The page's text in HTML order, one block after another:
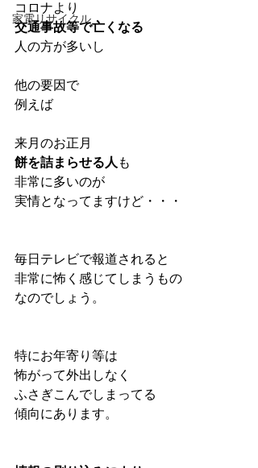
家電リサイクル
コロナより
交通事故等で亡くなる
人の方が多いし
他の要因で
例えば
来月のお正月
餅を詰まらせる人 も
非常に多いのが
実情となってますけど・・・
毎日テレビで報道されると
非常に怖く感じてしまうもの
なのでしょう。
特にお年寄り等は
怖がって外出しなく
ふさぎこんでしまってる
傾向にあります。